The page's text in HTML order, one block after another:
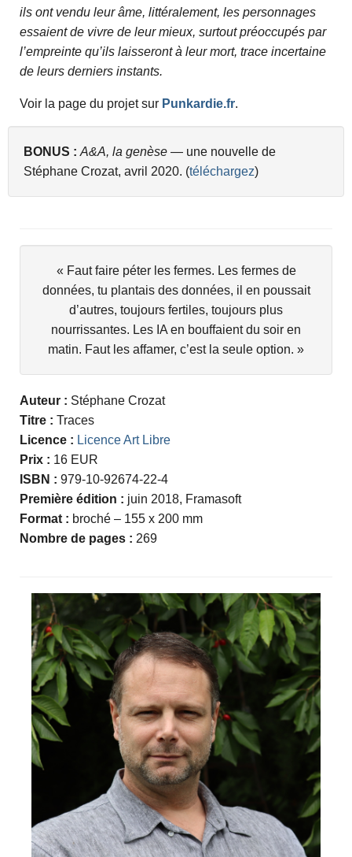
ils ont vendu leur âme, littéralement, les personnages
essaient de vivre de leur mieux, surtout préoccupés par
l’empreinte qu’ils laisseront à leur mort, trace incertaine
de leurs derniers instants.
Voir la page du projet sur Punkardie.fr.
BONUS : A&A, la genèse — une nouvelle de
Stéphane Crozat, avril 2020. (téléchargez)
« Faut faire péter les fermes. Les fermes de
données, tu plantais des données, il en poussait
d’autres, toujours fertiles, toujours plus
nourrissantes. Les IA en bouffaient du soir en
matin. Faut les affamer, c’est la seule option. »
Auteur : Stéphane Crozat
Titre : Traces
Licence : Licence Art Libre
Prix : 16 EUR
ISBN : 979-10-92674-22-4
Première édition : juin 2018, Framasoft
Format : broché – 155 x 200 mm
Nombre de pages : 269